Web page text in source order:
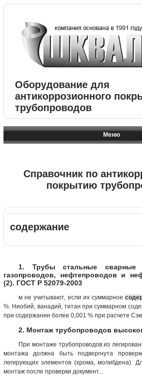
Оборудование для
антикоррозионного
трубопроводов
Меню
Справочник по
покрытию
содержание
1. Трубы стальные сварные
газопроводов, нефтепроводов и
(2). ГОСТ Р 52079-2003
м не учитывают, если их суммарное
%. Ниобий, ванадий, титан при суммарном
при содержании более 0,001 % при расчете Сэкв
2. Монтаж трубопроводов
При монтаже трубопроводов из
монтажа должна быть подвергнута
легирующих элементов (хрома, молибдена).
монтаж после проверки документ...